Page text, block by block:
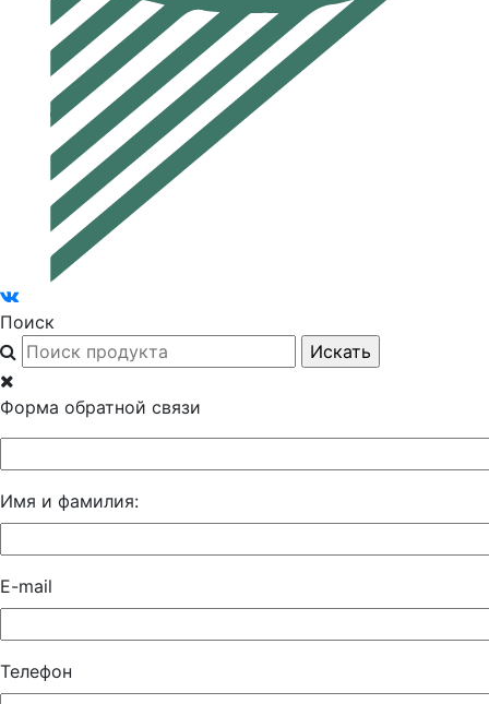
Поиск
Форма обратной связи
Имя и фамилия:
E-mail
Телефон